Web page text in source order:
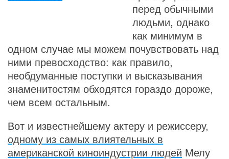
перед обычными
людьми, однако
как минимум в
одном случае мы можем почувствовать над
ними превосходство: как правило,
необдуманные поступки и высказывания
знаменитостям обходятся гораздо дороже,
чем всем остальным.
Вот и известнейшему актеру и режиссеру,
одному из самых влиятельных в
американской киноиндустрии людей Мелу